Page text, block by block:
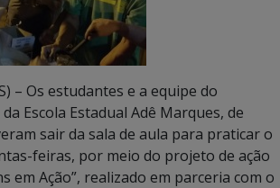
– Os estudantes e a equipe do
Escola Estadual Adê Marques, de
sair da sala de aula para praticar o
feiras, por meio do projeto de ação
em Ação”, realizado em parceria com o